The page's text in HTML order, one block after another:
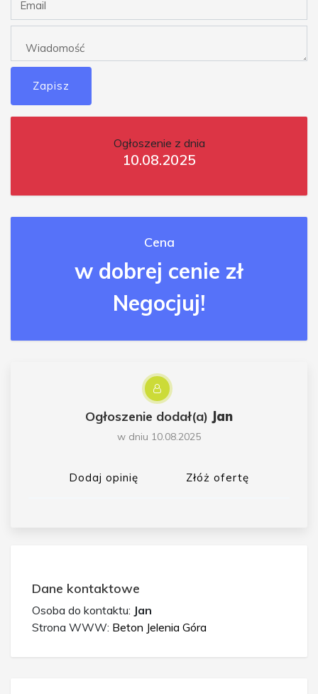
Zapisz
Ogłoszenie z dnia
10.08.2025
Cena
w dobrej cenie zł
Negocjuj!
Ogłoszenie dodał(a) Jan
w dniu 10.08.2025
Dodaj opinię Złóż ofertę
Dane kontaktowe
Osoba do kontaktu: Jan
Strona WWW: Beton Jelenia Góra